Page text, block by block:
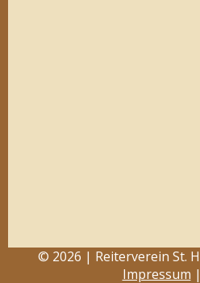
© 2026 | Reiterverein St.
Impressum |